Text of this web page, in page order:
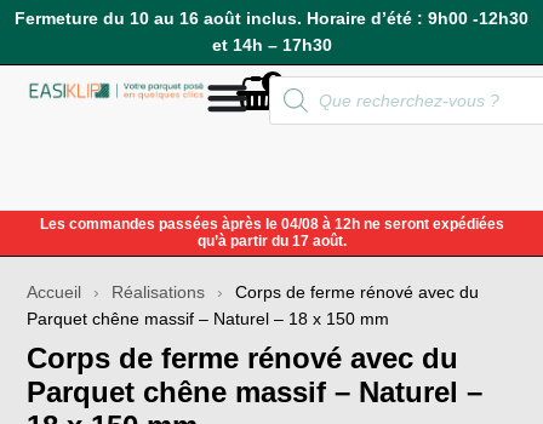
Fermeture du 10 au 16 août inclus. Horaire d’été : 9h00 -12h30
et 14h – 17h30
Compte
0
Les commandes passées àprès le 04/08 à 12h ne seront expédiées
qu’à partir du 17 août.
Accueil › Réalisations ›
Corps de ferme rénové avec du
Parquet chêne massif – Naturel – 18 x 150 mm
Corps de ferme rénové avec du
Parquet chêne massif – Naturel –